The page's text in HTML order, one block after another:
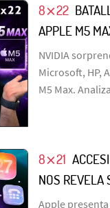
8⨯22
APPLE M5
NVIDIA
Microsoft, HP,
M5 Max.
8⨯21
NOS REVELA
Apple